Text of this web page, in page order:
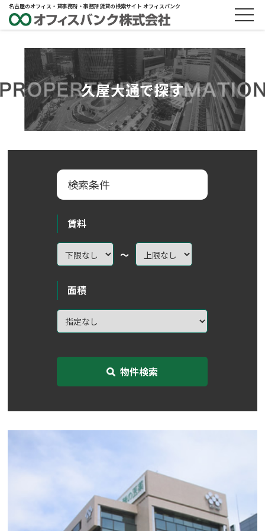
名古屋のオフィス・貸事務所・事務所賃貸の検索サイト オフィスバンク
久屋大通で探す
検索条件
賃料
～
面積
物件検索